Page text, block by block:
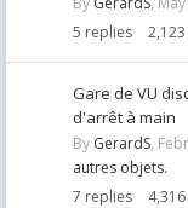
5 replies 2,123
Gare de VU
d'arrêt à main
By GerardS,
autres objets.
7 replies 4,316